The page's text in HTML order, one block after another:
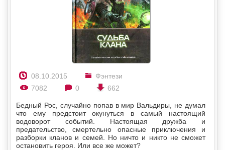
08.10.2015
Фэнтези
7082
0 662
Бедный Рос, случайно попав в мир Вальдиры, не думал
что ему предстоит окунуться в самый настоящий
водоворот событий. Настоящая дружба и
предательство, смертельно опасные приключения и
разборки кланов и семей. Но ничто и никто не сможет
остановить героя. Или все же может?